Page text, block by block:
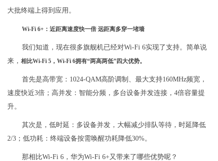
大批终端上得到应用。
Wi-Fi 6+：近距离速度快一倍 远距离多穿一堵墙
我们知道，现在很多旗舰机已经对Wi-Fi 6实现了支持。简单说
来， 相比Wi-Fi 5，Wi-Fi 6拥有“两高两低”四大优势。
首先是高带宽：1024-QAM高阶调制、最大支持160MHz频宽，
速度快近3倍；高并发：智能分频，多台设备并发连接，4倍容量提
升。
其次是，低时延：多设备并发，大幅减少排队等待，时延降低
2/3；低功耗：终端设备按需唤醒功耗降低30%。
那相比Wi-Fi 6，华为Wi-Fi 6+又带来了哪些优势呢？